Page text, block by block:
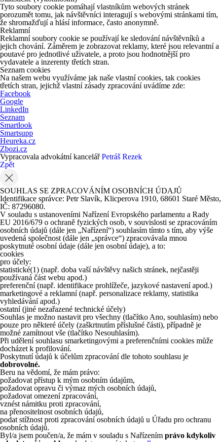
Tyto soubory cookie pomáhají vlastníkům webových stránek
porozumět tomu, jak návštěvníci interagují s webovými stránkami tím,
že shromažďují a hlásí informace, často anonymně.
Reklamní
Reklamní soubory cookie se používají ke sledování návštěvníků a
jejich chování. Záměrem je zobrazovat reklamy, které jsou relevantní a
poutavé pro jednotlivé uživatele, a proto jsou hodnotnější pro
vydavatele a inzerenty třetích stran.
Seznam cookies
Na našem webu využíváme jak naše vlastní cookies, tak cookies
třetích stran, jejichž vlastní zásady zpracování uvádíme zde:
Facebook
Google
LinkedIn
Seznam
Smartlook
Smartsupp
Heureka.cz
Zbozi.cz
Vypracovala advokátní kancelářPetráš Rezek
Zpět
SOUHLAS SE ZPRACOVÁNÍM OSOBNÍCH ÚDAJŮ
Identifikace správce: Petr Slavík, Klicperova 1910, 68601 Staré Město,
IČ: 87296080.
V souladu s ustanoveními Nařízení Evropského parlamentu a Rady
EU 2016/679 o ochraně fyzických osob, v souvislosti se zpracováním
osobních údajů (dále jen „Nařízení“) souhlasím tímto s tím, aby výše
uvedená společnost (dále jen „správce“) zpracovávala mnou
poskytnuté osobní údaje (dále jen osobní údaje), a to:
cookies
pro účely:
statistické(1) (např. doba vaší návštěvy našich stránek, nejčastěji
používaná část webu apod.)
preferenční (např. identifikace prohlížeče, jazykové nastavení apod.)
marketingové a reklamní (např. personalizace reklamy, statistika
vyhledávání apod.)
ostatní (jiné nezařazené technické účely)
Souhlas je možno nastavit pro všechny (tlačítko Ano, souhlasím) nebo
pouze pro některé účely (zaškrtnutím příslušné části), případně je
možné zamítnout vše (tlačítko Nesouhlasím).
Při udělení souhlasu smarketingovými a preferenčními cookies může
docházet k profilování.
Poskytnutí údajů k účelům zpracování dle tohoto souhlasu je
dobrovolné.
Beru na vědomí, že mám právo:
požadovat přístup k mým osobním údajům,
požadovat opravu či výmaz mých osobních údajů,
požadovat omezení zpracování,
vznést námitku proti zpracování,
na přenositelnost osobních údajů,
podat stížnost proti zpracování osobních údajů u Úřadu pro ochranu
osobních údajů.
Byl/a jsem poučen/a, že mám v souladu s Nařízením právo kdykoliv